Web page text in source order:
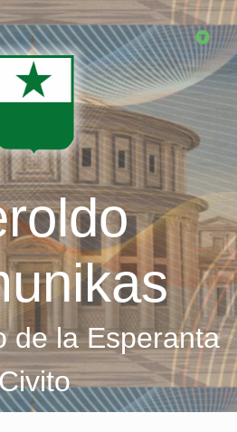
de la Esperanta